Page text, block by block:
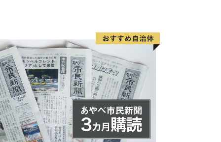
ど馬の革を使った製品も他ではなか
。
な水で育てられた酒米を使った清酒
変美味しいお酒が目白押しです。
いただきたい全国的な銘柄のお酒もご